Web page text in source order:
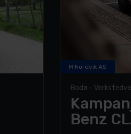
M Nordvik AS
Bodø -
Benz